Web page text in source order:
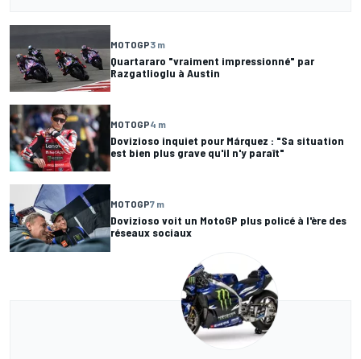
MOTOGP3 m
Quartararo "vraiment impressionné" par
Razgatlioglu à Austin
MOTOGP4 m
Dovizioso inquiet pour Márquez : "Sa situation
est bien plus grave qu'il n'y paraît"
MOTOGP7 m
Dovizioso voit un MotoGP plus policé à l'ère des
réseaux sociaux